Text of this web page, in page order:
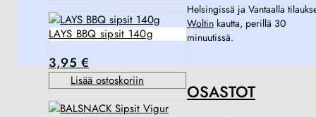
LAYS BBQ sipsit 140g
3,95€
Lisää ostoskoriin
Helsingissä ja Vantaalla
Woltin kautta, perillä 30
minuutissä.
OSASTOT